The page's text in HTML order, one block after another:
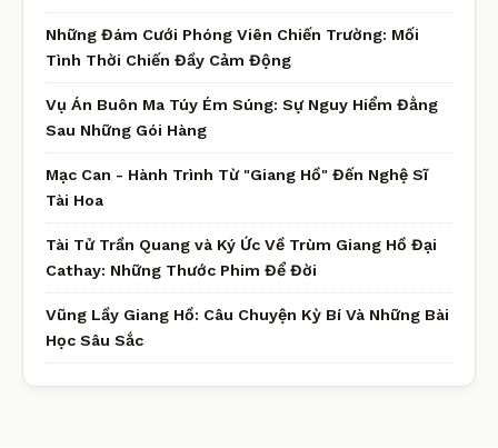
Những Đám Cưới Phóng Viên Chiến Trường: Mối
Tình Thời Chiến Đầy Cảm Động
Vụ Án Buôn Ma Túy Ém Súng: Sự Nguy Hiểm Đằng
Sau Những Gói Hàng
Mạc Can - Hành Trình Từ "Giang Hồ" Đến Nghệ Sĩ
Tài Hoa
Tài Tử Trần Quang và Ký Ức Về Trùm Giang Hồ Đại
Cathay: Những Thước Phim Để Đời
Vũng Lầy Giang Hồ: Câu Chuyện Kỳ Bí Và Những Bài
Học Sâu Sắc